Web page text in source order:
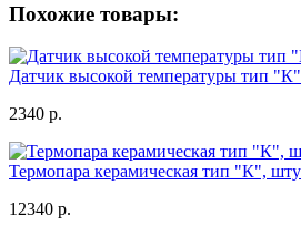
Похожие товары:
Датчик высокой температуры тип
2340 р.
Термопара керамическая тип "К",
12340 р.